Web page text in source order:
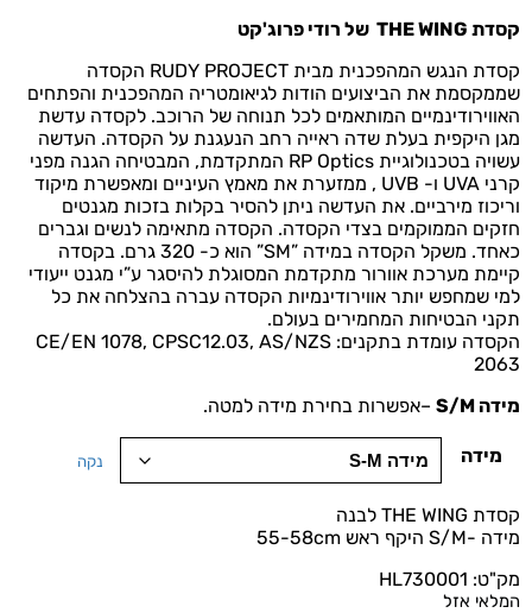
קסדת THE WING של רודי פרוג'קט
קסדת הנגש המהפכנית מבית RUDY PROJECT הקסדה
שממקסמת את הביצועים הודות לגיאומטריה המהפכנית והפתחים
האווירודינמיים המותאמים לכל תנוחה של הרוכב. לקסדה עדשת
מגן היקפית בעלת שדה ראייה רחב הנעגנת על הקסדה. העדשה
עשויה בטכנולוגיית RP Optics המתקדמת, המבטיחה הגנה מפני
קרני UVA ו- UVB , ממזערת את מאמץ העיניים ומאפשרת מיקוד
וריכוז מירביים. את העדשה ניתן להסיר בקלות בזכות מגנטים
חזקים הממוקמים בצדי הקסדה. הקסדה מתאימה לנשים וגברים
כאחד. משקל הקסדה במידה ”SM” הוא כ- 320 גרם. בקסדה
קיימת מערכת אוורור מתקדמת המסוגלת להיסגר ע”י מגנט ייעודי
למי שמחפש יותר אווירודינמיות הקסדה עברה בהצלחה את כל
תקני הבטיחות המחמירים בעולם.
הקסדה עומדת בתקנים: CE/EN 1078, CPSC12.03, AS/NZS
2063
מידה M
– S/ אפשרות בחירת מידה למטה.
מידה נקה
קסדת THE WING לבנה
מידה -S/M היקף ראש 55-58cm
מק"ט: HL730001
המלאי אזל